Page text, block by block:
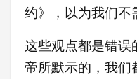
约》，以为我们不
这些观点都是错误
帝所默示的，我们